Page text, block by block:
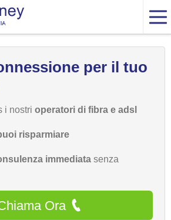
per il tuo
i nostri operatori di fibra e adsl
risparmiare
immediata senza
Ora